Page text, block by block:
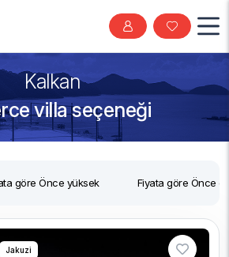
Kalkan
villa seçeneği
göre Önce yüksek Fiyata göre Önce
Jakuzi